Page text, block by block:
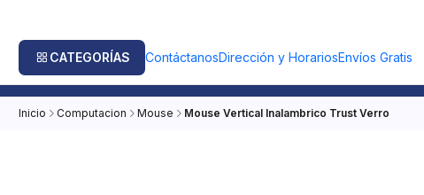
CATEGORÍAS ContáctanosDirección y HorariosEnvíos Gratis
Inicio Computacion Mouse Mouse Vertical Inalambrico Trust Verro